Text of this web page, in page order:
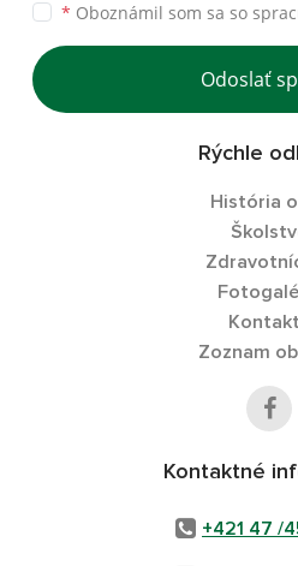
* Oboznámil som sa so
Odoslať
Rýchle
História
Zoznam
Kontaktné
+421 47 /